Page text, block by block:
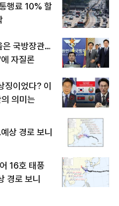
행료 10% 할
은 국방장관…
자질론
징이었다? 이
의미는
상 경로 보니
16호 태풍
경로 보니